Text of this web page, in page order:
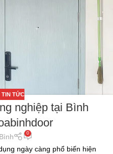
TIN TỨC
nghiệp tại Bình
0
ngày càng phổ biến hiện